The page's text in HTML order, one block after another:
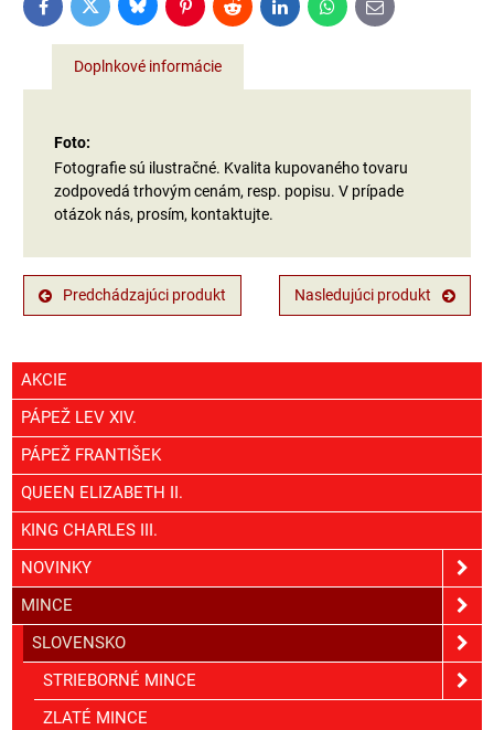
FacebookTwitter BlueskyPinterestReddit LinkedInWhatsApp
E-
mail
Doplnkové informácie
Foto:
Fotografie sú ilustračné. Kvalita kupovaného tovaru
zodpovedá trhovým cenám, resp. popisu. V prípade
otázok nás, prosím, kontaktujte.
Predchádzajúci produkt Nasledujúci produkt
AKCIE
PÁPEŽ LEV XIV.
PÁPEŽ FRANTIŠEK
QUEEN ELIZABETH II.
KING CHARLES III.
NOVINKY
MINCE
SLOVENSKO
STRIEBORNÉ MINCE
ZLATÉ MINCE